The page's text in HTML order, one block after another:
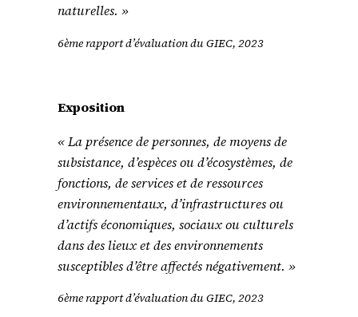
naturelles. »
6ème rapport d’évaluation du GIEC, 2023
Exposition
« La présence de personnes, de moyens de
subsistance, d’espèces ou d’écosystèmes, de
fonctions, de services et de ressources
environnementaux, d’infrastructures ou
d’actifs économiques, sociaux ou culturels
dans des lieux et des environnements
susceptibles d’être affectés négativement. »
6ème rapport d’évaluation du GIEC, 2023